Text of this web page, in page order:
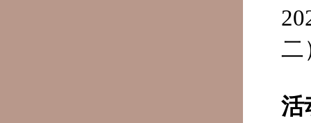
二
活